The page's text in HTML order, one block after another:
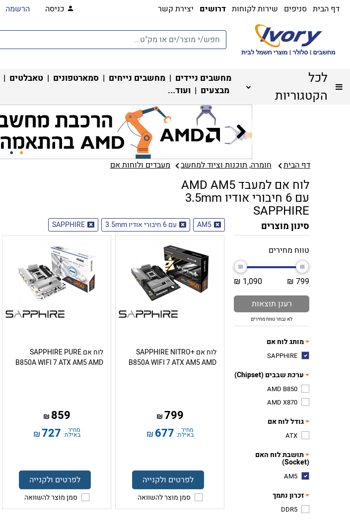
דף הבית סניפים שירות לקוחות דרושים יצירת קשר כניסה הרשמה
לכל
הקטגוריות
מחשבים ניידים | מחשבים נייחים | סמארטפונים | טאבלטים |
מבצעים | ועוד...
דף הבית חומרה, תוכנות וציוד למחשב מעבדים ולוחות אם‏
לוח אם למעבד AMD AM5
עם 6 חיבורי אודיו 3.5mm
SAPPHIRE
סינון מוצרים
טווח מחירים
799 ₪
1,090 ₪
רענן תוצאות
לא נבחר טווח מחירים
מותג לוח אם
SAPPHIRE
ערכת שבבים (Chipset)
AMD B850
AMD X870
גודל לוח אם
ATX
תושבת לוח האם
(Socket)
AM5
זכרון נתמך
DDR5
AM5 עם 6 חיבורי אודיו 3.5mm SAPPHIRE
לוח אם SAPPHIRE NITRO+
B850A WIFI 7 ATX AM5 AMD
799
₪
מחיר
באילת: 677
₪
לפרטים ולקנייה
סמן מוצר להשוואה
לוח אם SAPPHIRE PURE
B850A WIFI 7 ATX AM5 AMD
859
₪
מחיר
באילת: 727
₪
לפרטים ולקנייה
סמן מוצר להשוואה